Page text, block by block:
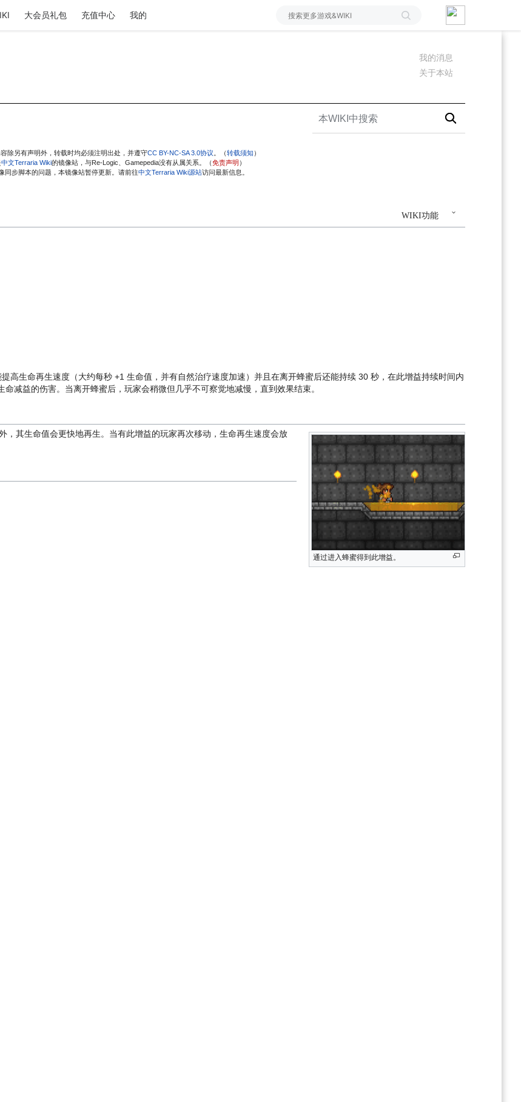
大会员礼包 充值中心 我的
我的消息
关于本站
除另有声明外，转载时均必须注明出处，并遵守CC BY-NC-SA 3.0协议 。（转载须知 ）
中文Terraria Wiki的镜像站，与Re-Logic、Gamepedia没有从属关系。（免责声明 ）
同步脚本的问题，本镜像站暂停更新。请前往中文Terraria Wiki源站访问最新信息。
WIKI功能
提高生命再生速度（大约每秒 +1 生命值，并有自然治疗速度加速）并且在离开蜂蜜后还能持续 30 秒，在此增益持续时间内
命减益的伤害。当离开蜂蜜后，玩家会稍微但几乎不可察觉地减慢，直到效果结束。
通过进入蜂蜜得到此增益。
，其生命值会更快地再生。当有此增益的玩家再次移动，生命再生速度会放